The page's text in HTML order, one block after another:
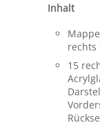
Inhalt
rechts
15